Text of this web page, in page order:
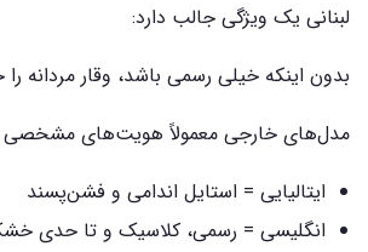
لبنانی یک ویژگی جالب دارد:
بدون اینکه خیلی رسمی باشد، وقار مردانه
مدل‌های خارجی معمولاً هویت‌های مشخصی
ایتالیایی = استایل اندامی و فشن‌پسند
انگلیسی = رسمی، کلاسیک و تا حدی